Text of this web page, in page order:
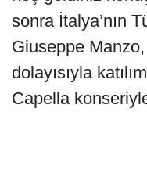
sonra İtalya’nın
Giuseppe
dolayısıyla
Capella